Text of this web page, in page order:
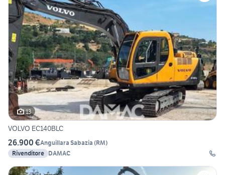
13
VOLVO EC140BLC
26.900 €Anguillara Sabazia (RM)
Rivenditore DAMAC